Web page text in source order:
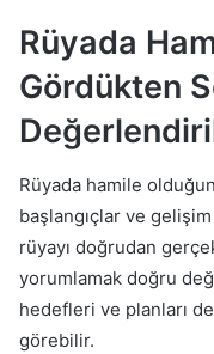
Rüyada
Gördükten
Rüyada hamile
başlangıçlar ve
rüyayı doğrudan
yorumlamak doğru
hedefleri ve planları
görebilir.